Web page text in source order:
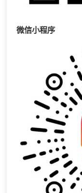
微信小程序